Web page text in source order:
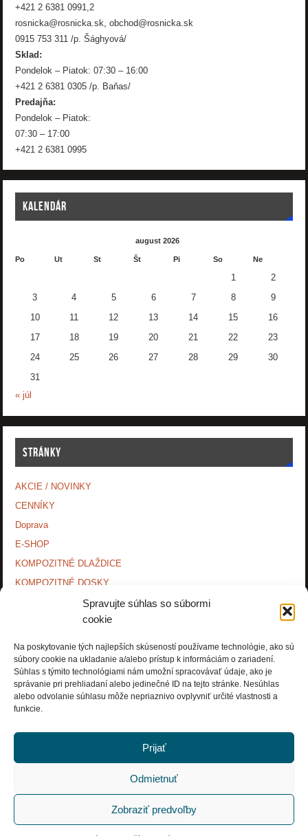
Spravujte súhlas so súbormi
cookie
Na poskytovanie tých najlepších skúseností používame technológie, ako sú
súbory cookie na ukladanie a/alebo prístup k informáciám o zariadení.
Súhlas s týmito technológiami nám umožní spracovávať údaje, ako je
správanie pri prehliadaní alebo jedinečné ID na tejto stránke. Nesúhlas
alebo odvolanie súhlasu môže nepriaznivo ovplyvniť určité vlastnosti a
funkcie.
Prijať
Odmietnuť
Zobraziť predvoľby
+421 2 6381 0991,2
rosnicka@rosnicka.sk, obchod@rosnicka.sk
0915 753 311 /p. Šághyová/
Sklad:
Pondelok – Piatok: 07:30 – 16:00
+421 2 6381 0305 /p. Baňas/
Predajňa:
Pondelok – Piatok:
07:30 – 17:00
+421 2 6381 0995
KALENDÁR
august 2026
Po Ut St Št Pi So Ne
1 2
3 4 5 6 7 8 9
10 11 12 13 14 15 16
17 18 19 20 21 22 23
24 25 26 27 28 29 30
31
« júl
STRÁNKY
AKCIE / NOVINKY
CENNÍKY
Doprava
E-SHOP
KOMPOZITNÉ DLAŽDICE
KOMPOZITNÉ DOSKY.
MONTÁŽNE NÁVODY
OCHRANA OSOBNÝCH ÚDAJOV
PRÍSLUŠENSTVO.
Zásady používania súborov cookie (EÚ)
Copyright © Rosnička Slovakia, a.s. 2018. All Rights Reserved.
POWERED BYPARABOLA&WORDPRESS.